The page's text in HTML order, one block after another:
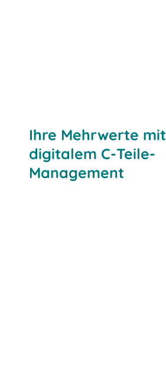
Ihre Mehrwerte mit
digitalem C-Teile-
Management